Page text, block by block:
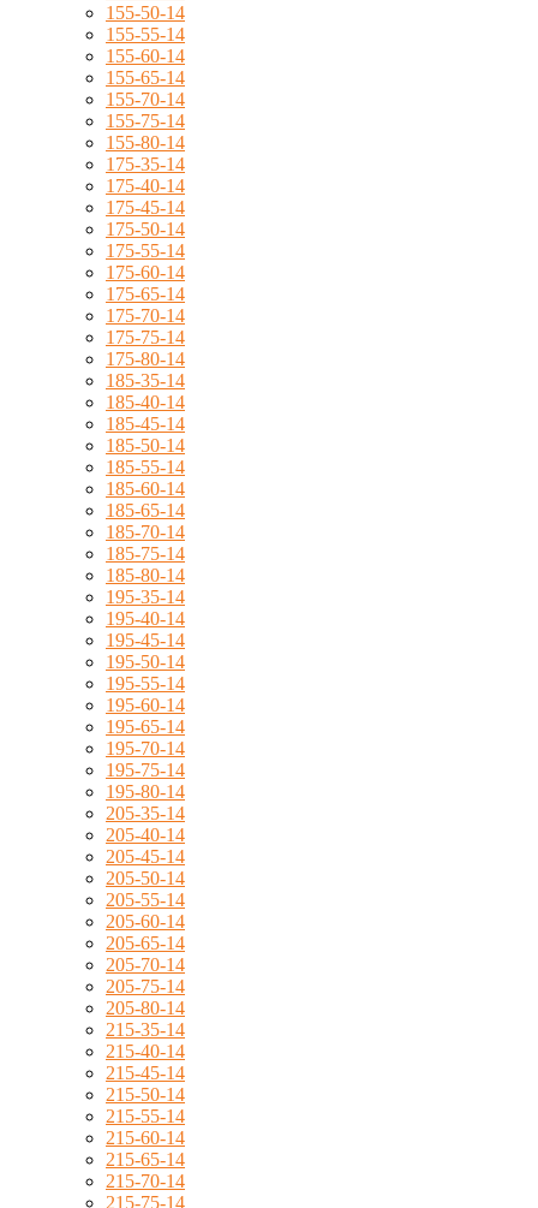
155-50-14
155-55-14
155-60-14
155-65-14
155-70-14
155-75-14
155-80-14
175-35-14
175-40-14
175-45-14
175-50-14
175-55-14
175-60-14
175-65-14
175-70-14
175-75-14
175-80-14
185-35-14
185-40-14
185-45-14
185-50-14
185-55-14
185-60-14
185-65-14
185-70-14
185-75-14
185-80-14
195-35-14
195-40-14
195-45-14
195-50-14
195-55-14
195-60-14
195-65-14
195-70-14
195-75-14
195-80-14
205-35-14
205-40-14
205-45-14
205-50-14
205-55-14
205-60-14
205-65-14
205-70-14
205-75-14
205-80-14
215-35-14
215-40-14
215-45-14
215-50-14
215-55-14
215-60-14
215-65-14
215-70-14
215-75-14